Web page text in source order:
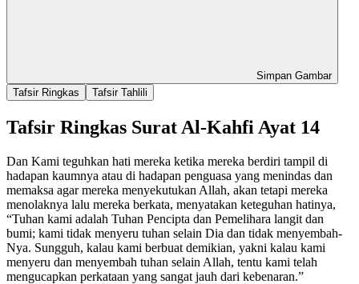
Simpan Gambar
Tafsir Ringkas
Tafsir Tahlili
Tafsir Ringkas Surat Al-Kahfi Ayat 14
Dan Kami teguhkan hati mereka ketika mereka berdiri tampil di
hadapan kaumnya atau di hadapan penguasa yang menindas dan
memaksa agar mereka menyekutukan Allah, akan tetapi mereka
menolaknya lalu mereka berkata, menyatakan keteguhan hatinya,
“Tuhan kami adalah Tuhan Pencipta dan Pemelihara langit dan
bumi; kami tidak menyeru tuhan selain Dia dan tidak menyembah-
Nya. Sungguh, kalau kami berbuat demikian, yakni kalau kami
menyeru dan menyembah tuhan selain Allah, tentu kami telah
mengucapkan perkataan yang sangat jauh dari kebenaran.”